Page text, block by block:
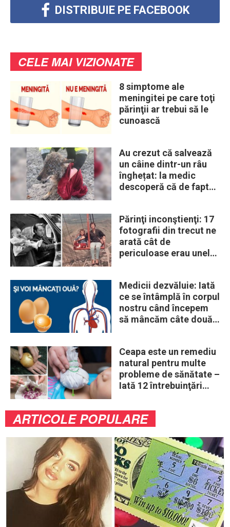
DISTRIBUIE PE FACEBOOK
CELE MAI VIZIONATE
8 simptome ale
meningitei pe care toţi
părinţii ar trebui să le
cunoască
Au crezut că salvează
un câine dintr-un râu
înghețat: la medic
descoperă că de fapt
Părinţi inconştienţi: 17
fotografii din trecut ne
arată cât de
periculoase erau unele
Medicii dezvăluie: Iată
ce se întâmplă în corpul
nostru când începem
să mâncăm câte două
Ceapa este un remediu
natural pentru multe
probleme de sănătate –
Iată 12 întrebuinţări
ARTICOLE POPULARE